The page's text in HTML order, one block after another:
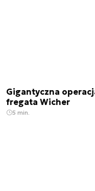
Gigantyczna
fregata Wicher
5 min.